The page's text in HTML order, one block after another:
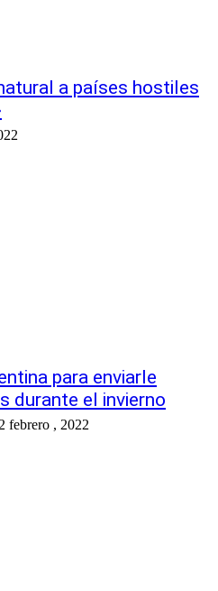
a países hostiles
para enviarle
durante el invierno
2 febrero , 2022